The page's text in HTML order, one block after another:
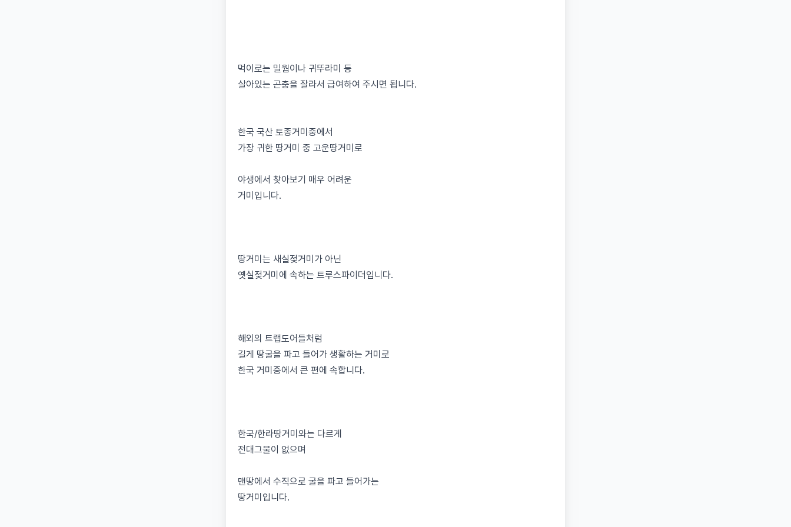
먹이로는 밀웜이나 귀뚜라미 등
살아있는 곤충을 잘라서 급여하여 주시면 됩니다.
한국 국산 토종거미중에서
가장 귀한 땅거미 중 고운땅거미로
야생에서 찾아보기 매우 어려운
거미입니다.
땅거미는 새실젖거미가 아닌
옛실젖거미에 속하는 트루스파이더입니다.
해외의 트랩도어들처럼
길게 땅굴을 파고 들어가 생활하는 거미로
한국 거미중에서 큰 편에 속합니다.
한국/한라땅거미와는 다르게
전대그물이 없으며
맨땅에서 수직으로 굴을 파고 들어가는
땅거미입니다.